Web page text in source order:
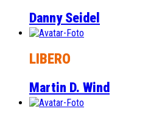
Danny Seidel
LIBERO
Martin D. Wind